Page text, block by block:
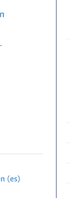
(es)